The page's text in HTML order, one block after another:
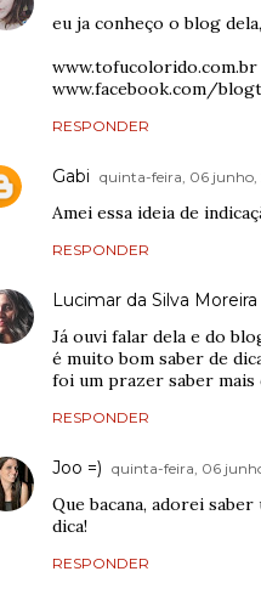
eu ja conheço o blog
www.tofucolorido.com.br
www.facebook.com/
RESPONDER
Gabi quinta-feira, 06 junho,
Amei essa ideia de
RESPONDER
Lucimar da Silva Moreira
Já ouvi falar dela e do
é muito bom saber de
foi um prazer saber mais
RESPONDER
Joo =) quinta-feira, 06
Que bacana, adorei
dica!
RESPONDER